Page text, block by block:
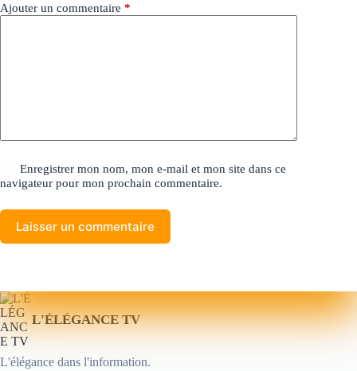
Ajouter un commentaire *
Enregistrer mon nom, mon e-mail et mon site dans ce
navigateur pour mon prochain commentaire.
Laisser un commentaire
L'ÉLÉGANCE TV
L'élégance dans l'information.